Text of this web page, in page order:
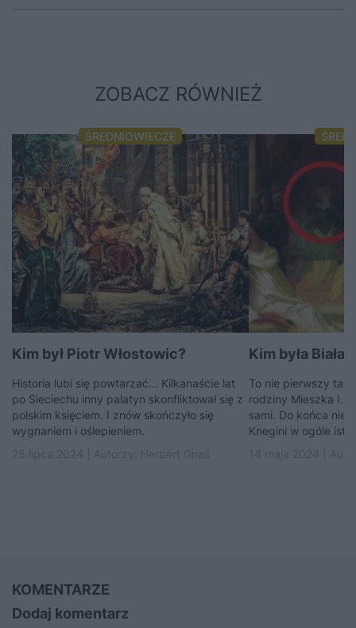
ZOBACZ RÓWNIEŻ
ŚREDNIOWIECZE
Kim był Piotr Włostowic?
Historia lubi się powtarzać... Kilkanaście lat
po Sieciechu inny palatyn skonfliktował się z
polskim księciem. I znów skończyło się
wygnaniem i oślepieniem.
Kim była Biała
To nie pierwszy
rodziny Mieszka I.
sami. Do końca nie
Knegini w ogóle
KOMENTARZE
Dodaj komentarz